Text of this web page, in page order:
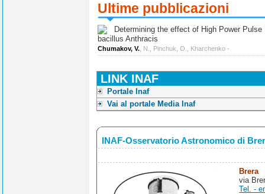
Ultime pubblicazioni
Determining the effect of High Power Pulse
bacillus Anthracis
Chumakov, V. , N., Pinchuk, O., Kharchenko -
LINK INAF
Portale Inaf
Vai al portale Media Inaf
INAF-Osservatorio Astronomico di
Brera
via
Tel. -